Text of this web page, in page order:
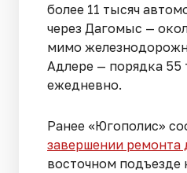
более 11 тысяч
через Дагомыс —
мимо
Адлере — порядка 55
ежедневно.
Ранее «Югополис»
завершении ремонта
восточном подъезде